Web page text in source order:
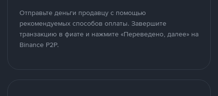
Отправьте деньги продавцу с помощью
рекомендуемых способов оплаты. Завершите
транзакцию в фиате и нажмите «Переведено, далее» на
Binance P2P.